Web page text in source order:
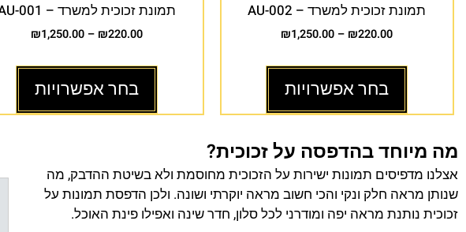
תמונת זכוכית למשרד – AU-002
₪220.00
–
₪1,250.00
בחר אפשרויות
תמונת זכוכית למשרד – AU-001
₪220.00
–
₪1,250.00
בחר אפשרויות
מה מיוחד בהדפסה על זכוכית?
אצלנו מדפיסים תמונות ישירות על הזכוכית מחוסמת ולא בשיטת ההדבק, מה
שנותן מראה חלק ונקי והכי חשוב מראה יוקרתי ושונה. ולכן הדפסת תמונות על
זכוכית נותנת מראה יפה ומודרני לכל סלון, חדר שינה ואפילו פינת האוכל.